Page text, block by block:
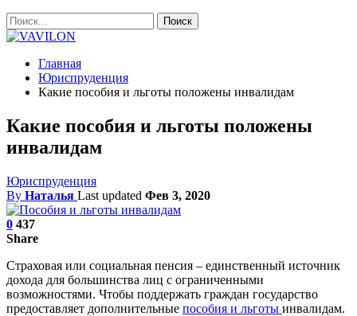
Главная
Юриспруденция
Какие пособия и льготы положены инвалидам
Какие пособия и льготы положены
инвалидам
Юриспруденция
By Наталья Last updated Фев 3, 2020
0 437
Share
Страховая или социальная пенсия – единственный источник
дохода для большинства лиц с ограниченными
возможностями. Чтобы поддержать граждан государство
предоставляет дополнительные пособия и льготы инвалидам.